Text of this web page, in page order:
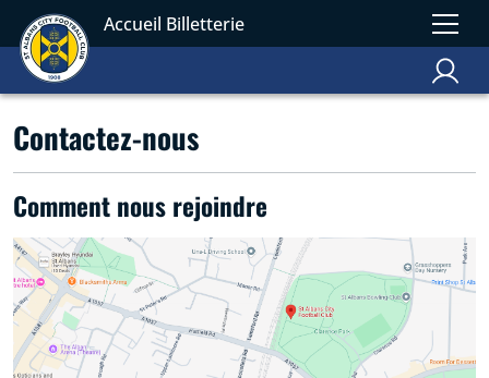
Accueil Billetterie
Contactez-nous
Comment nous rejoindre